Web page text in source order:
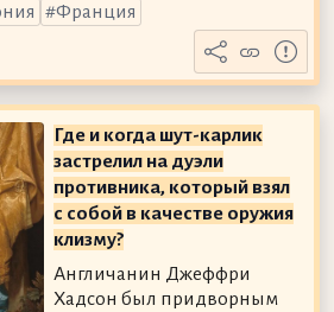
Франция
Где и когда шут-карлик
застрелил на дуэли
противника, который взял
с собой в качестве оружия
клизму?
Англичанин Джеффри
Хадсон был придворным